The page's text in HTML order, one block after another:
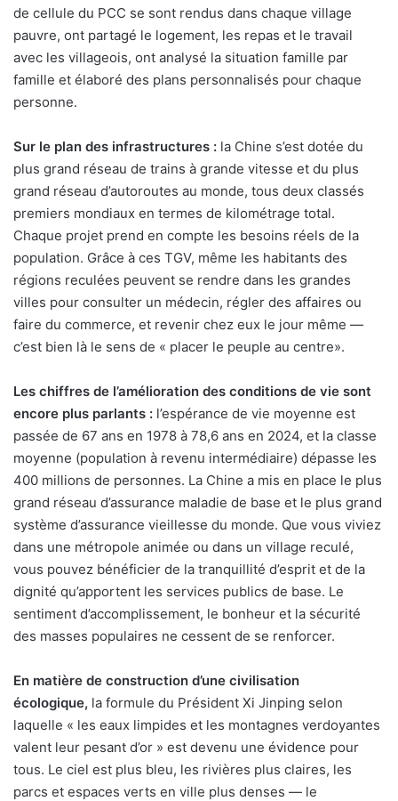
de cellule du PCC se sont rendus dans chaque village
pauvre, ont partagé le logement, les repas et le travail
avec les villageois, ont analysé la situation famille par
famille et élaboré des plans personnalisés pour chaque
personne.
Sur le plan des infrastructures : la Chine s’est dotée du
plus grand réseau de trains à grande vitesse et du plus
grand réseau d’autoroutes au monde, tous deux classés
premiers mondiaux en termes de kilométrage total.
Chaque projet prend en compte les besoins réels de la
population. Grâce à ces TGV, même les habitants des
régions reculées peuvent se rendre dans les grandes
villes pour consulter un médecin, régler des affaires ou
faire du commerce, et revenir chez eux le jour même —
c’est bien là le sens de « placer le peuple au centre».
Les chiffres de l’amélioration des conditions de vie sont
encore plus parlants : l’espérance de vie moyenne est
passée de 67 ans en 1978 à 78,6 ans en 2024, et la classe
moyenne (population à revenu intermédiaire) dépasse les
400 millions de personnes. La Chine a mis en place le plus
grand réseau d’assurance maladie de base et le plus grand
système d’assurance vieillesse du monde. Que vous viviez
dans une métropole animée ou dans un village reculé,
vous pouvez bénéficier de la tranquillité d’esprit et de la
dignité qu’apportent les services publics de base. Le
sentiment d’accomplissement, le bonheur et la sécurité
des masses populaires ne cessent de se renforcer.
En matière de construction d’une civilisation
écologique, la formule du Président Xi Jinping selon
laquelle « les eaux limpides et les montagnes verdoyantes
valent leur pesant d’or » est devenu une évidence pour
tous. Le ciel est plus bleu, les rivières plus claires, les
parcs et espaces verts en ville plus denses — le